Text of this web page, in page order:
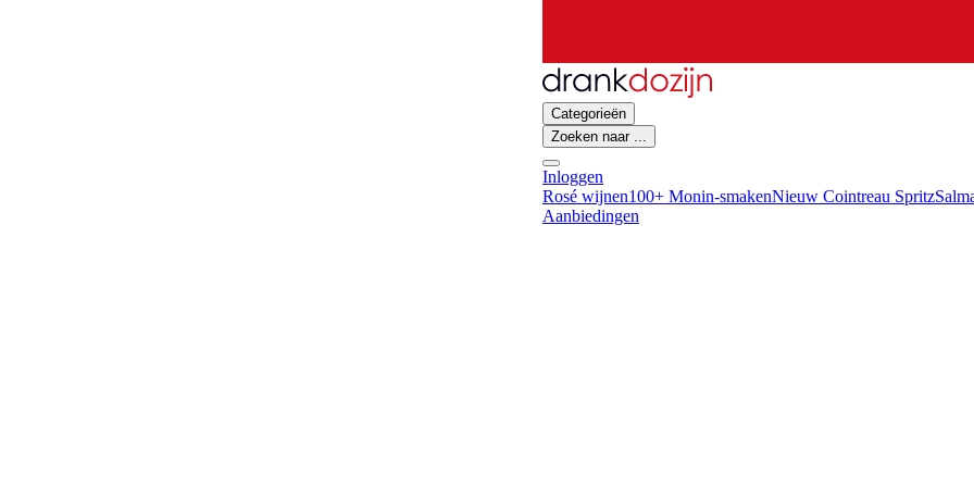
Categorieën
Zoeken naar ...
Inloggen
Rosé wijnen100+ Monin-smakenNieuw Cointreau Spritz
Aanbiedingen